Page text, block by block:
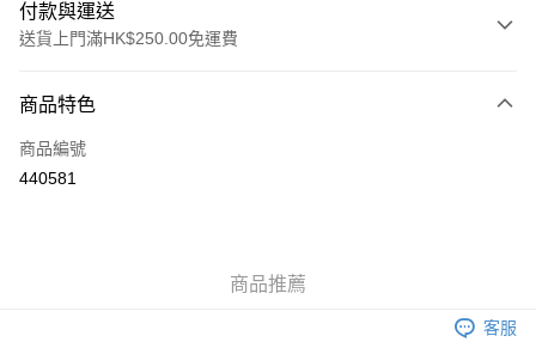
付款與運送
送貨上門滿HK$250.00免運費
信用卡
Apple Pay
商品特色
商品編號
440581
商品推薦
客服